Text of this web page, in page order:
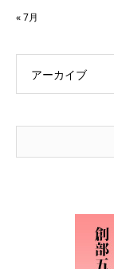
« 7月
アーカイブ